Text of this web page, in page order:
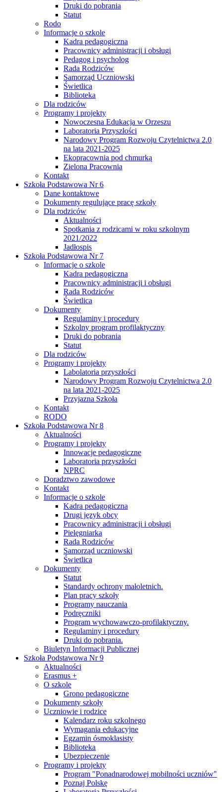
Druki do pobrania
Statut
Rodo
Informacje o szkole
Kadra pedagogiczna
Pracownicy administracji i obsługi
Pedagog i psycholog
Rada Rodziców
Samorząd Uczniowski
Świetlica
Biblioteka
Dla rodziców
Programy i projekty
Nowoczesna Edukacja w Orzeszu
Laboratoria Przyszłości
Narodowy Program Rozwoju Czytelnictwa 2.0
na lata 2021-2025
Ekopracownia pod chmurką
Zielona Pracownia
Kontakt
Szkoła Podstawowa Nr 6
Dane kontaktowe
Dokumenty regulujące pracę szkoły
Dla rodziców
Aktualności
Spotkania z rodzicami w roku szkolnym
2021/2022
Jadłospis
Szkoła Podstawowa Nr 7
Informacje o szkole
Kadra pedagogiczna
Pracownicy administracji i obsługi
Rada Rodziców
Świetlica
Dokumenty
Regulaminy i procedury
Szkolny program profilaktyczny
Druki do pobrania
Statut
Dla rodziców
Programy i projekty
Labolatoria przyszłości
Narodowy Program Rozwoju Czytelnictwa 2.0
na lata 2021-2025
Przyjazna Szkoła
Kontakt
RODO
Szkoła Podstawowa Nr 8
Aktualności
Programy i projekty
Innowacje pedagogiczne
Laboratoria przyszłości
NPRC
Doradztwo zawodowe
Kontakt
Informacje o szkole
Kadra pedagogiczna
Drugi język obcy
Pracownicy administracji i obsługi
Pielęgniarka
Rada Rodziców
Samorząd uczniowski
Świetlica
Dokumenty
Statut
Standardy ochrony małoletnich.
Plan pracy szkoły
Programy nauczania
Podręczniki
Program wychowawczo-profilaktyczny.
Regulaminy i procedury
Druki do pobrania.
Biuletyn Informacji Publicznej
Szkoła Podstawowa Nr 9
Aktualności
Erasmus +
O szkole
Grono pedagogiczne
Dokumenty szkoły
Uczniowie i rodzice
Kalendarz roku szkolnego
Wymagania edukacyjne
Egzamin ósmoklasisty
Biblioteka
Ubezpieczenie
Programy i projekty
Program "Ponadnarodowej mobilności uczniów"
Poznaj Polskę